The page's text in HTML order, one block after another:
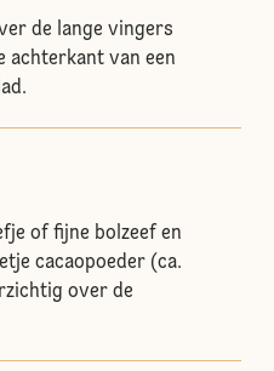
de lange vingers
achterkant van een
of fijne bolzeef en
cacaopoeder (ca.
over de